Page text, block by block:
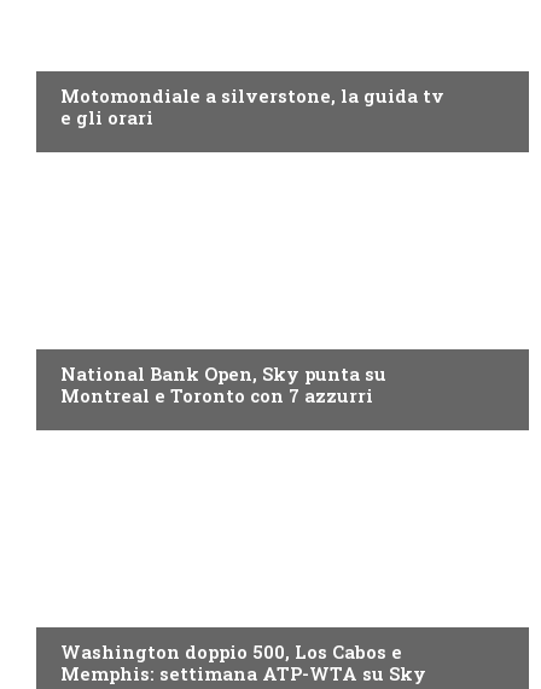
Motomondiale a silverstone, la guida tv
e gli orari
National Bank Open, Sky punta su
Montreal e Toronto con 7 azzurri
Washington doppio 500, Los Cabos e
Memphis: settimana ATP-WTA su Sky